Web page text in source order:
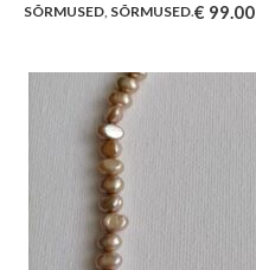
SÕRMUSED, SÕRMUSED.€ 99.00